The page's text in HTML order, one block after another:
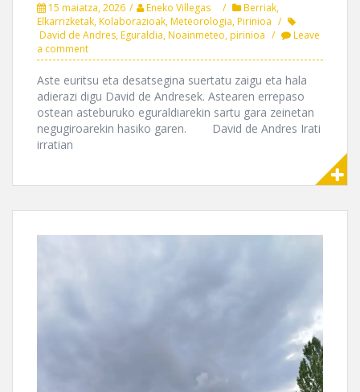
15 maiatza, 2026 Eneko Villegas Berriak,
Elkarrizketak,Kolaborazioak,Meteorologia,Pirinioa
David de Andres,Eguraldia,Noainmeteo,pirinioa
Leave
a comment
Aste euritsu eta desatsegina suertatu zaigu eta hala
adierazi digu David de Andresek. Astearen errepaso
ostean asteburuko eguraldiarekin sartu gara zeinetan
negugiroarekin hasiko garen. David de Andres Irati
irratian